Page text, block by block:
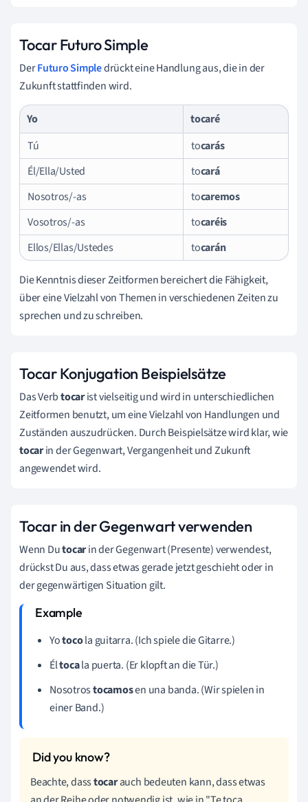
Tocar Futuro Simple
DerFuturo Simpledrückt eine Handlung aus, die in der
Zukunft stattfinden wird.
Yo tocaré
Tú
tocarás
Él/Ella/Usted
tocará
Nosotros/-as
tocaremos
Vosotros/-as
tocaréis
Ellos/Ellas/Ustedes
tocarán
Die Kenntnis dieser Zeitformen bereichert die Fähigkeit,
über eine Vielzahl von Themen in verschiedenen Zeiten zu
sprechen und zu schreiben.
Tocar Konjugation Beispielsätze
Das Verbtocarist vielseitig und wird in unterschiedlichen
Zeitformen benutzt, um eine Vielzahl von Handlungen und
Zuständen auszudrücken. Durch Beispielsätze wird klar, wie
tocarin der Gegenwart, Vergangenheit und Zukunft
angewendet wird.
Tocar in der Gegenwart verwenden
Wenn Dutocarin der Gegenwart (Presente) verwendest,
drückst Du aus, dass etwas gerade jetzt geschieht oder in
der gegenwärtigen Situation gilt.
Yotocola guitarra. (Ich spiele die Gitarre.)
Éltocala puerta. (Er klopft an die Tür.)
Nosotrostocamosen una banda. (Wir spielen in
einer Band.)
Beachte, dasstocarauch bedeuten kann, dass etwas